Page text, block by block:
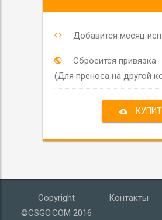
Добавится месяц
Сбросится привязка
(Для преноса на другой
Copyright
©CSGO.COM 2016
Контакты